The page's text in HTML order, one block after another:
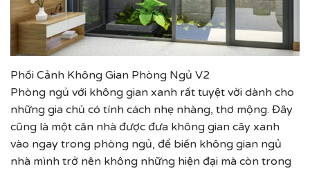
Phối Cảnh Không Gian Phòng Ngủ V2
Phòng ngủ với không gian xanh rất tuyệt vời dành cho
những gia chủ có tính cách nhẹ nhàng, thơ mộng. Đây
cũng là một căn nhà được đưa không gian cây xanh
vào ngay trong phòng ngủ, để biến không gian ngủ
nhà mình trở nên không những hiện đại mà còn trong